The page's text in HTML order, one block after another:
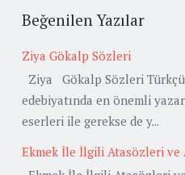
Beğenilen Yazılar
Ziya Gökalp Sözleri
Ziya Gökalp Sözleri
edebiyatında en önemli
eserleri ile gerekse de y...
Ekmek İle İlgili Atasözleri ve